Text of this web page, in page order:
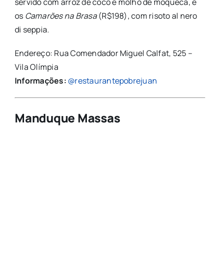
os Camarões na Brasa(R$198), com risoto al nero
di seppia.
Endereço: Rua Comendador Miguel Calfat, 525 –
Vila Olímpia
Informações: @restaurantepobrejuan
Manduque Massas